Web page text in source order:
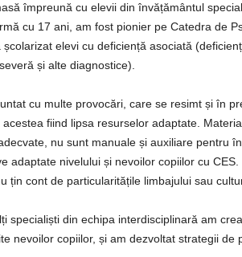
împreună cu elevii din învățământul
cu 17 ani, am fost pionier pe Catedra de
elevi cu deficiență asociată
și alte diagnostice).
cu multe provocări, care se resimt și în
fiind lipsa resurselor adaptate.
nu sunt manuale și auxiliare pentru
adaptate nivelului și nevoilor copiilor cu
țin cont de particularitățile limbajului sau
specialiști din echipa interdisciplinară am
nevoilor copiilor, și am dezvoltat strategii de